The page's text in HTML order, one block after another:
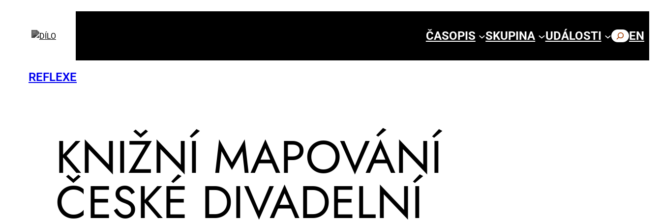
ČASOPIS SKUPINA UDÁLOSTI HLEDAT
EN
REFLEXE
KNIŽ­NÍ MA­PO­VÁ­NÍ
ČES­KÉ DI­VA­DEL­NÍ